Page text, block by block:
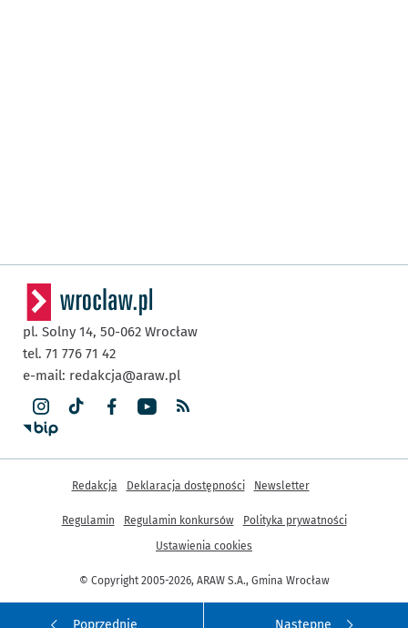
Poprzednie Następne
pl. Solny 14, 50-062 Wrocław
tel. 71 776 71 42
e-mail: redakcja@araw.pl
© Copyright 2005-2026, ARAW S.A., Gmina Wrocław
Inne informacje
Redakcja Deklaracja dostępności Newsletter
Regulamin Regulamin konkursów
Polityka prywatności
Ustawienia cookies